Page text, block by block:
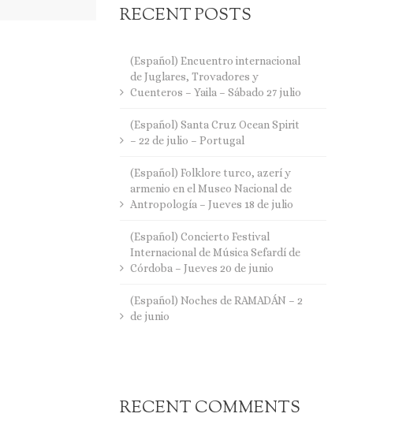
RECENT POSTS
(Español) Encuentro internacional
de Juglares, Trovadores y
Cuenteros – Yaila – Sábado 27 julio
(Español) Santa Cruz Ocean Spirit
– 22 de julio – Portugal
(Español) Folklore turco, azerí y
armenio en el Museo Nacional de
Antropología – Jueves 18 de julio
(Español) Concierto Festival
Internacional de Música Sefardí de
Córdoba – Jueves 20 de junio
(Español) Noches de RAMADÁN – 2
de junio
RECENT COMMENTS